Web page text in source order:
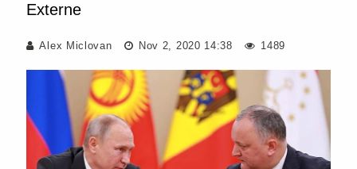
Externe
Alex Miclovan Nov 2, 2020 14:38 1489